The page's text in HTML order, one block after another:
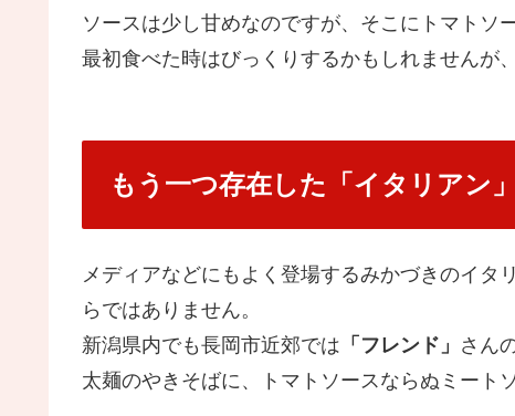
ソースは少し甘めなのですが、そこにトマトソ
最初食べた時はびっくりするかもしれませんが
もう一つ存在した「イタリアン」
メディアなどにもよく登場するみかづきのイタ
らではありません。
新潟県内でも長岡市近郊では 「フレンド」 さん
太麺のやきそばに、トマトソースならぬミート